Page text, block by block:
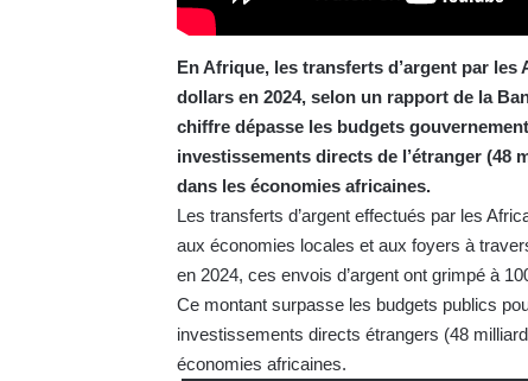
En Afrique, les transferts d’argent par
dollars en 2024, selon un rapport de la
chiffre dépasse les budgets
investissements directs de l’étranger (48
dans les économies africaines.
Les transferts d’argent effectués par les
aux économies locales et aux foyers à
en 2024, ces envois d’argent ont grimpé à
Ce montant surpasse les budgets publics
investissements directs étrangers (48
économies africaines.